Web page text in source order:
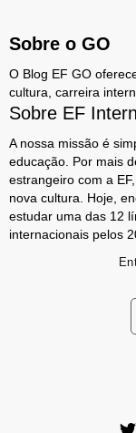
Sobre o GO
O Blog EF GO
cultura, carreira
Sobre EF
A nossa missão é
educação. Por mais
estrangeiro com a
nova cultura. Hoje,
estudar uma das 12
internacionais pelos